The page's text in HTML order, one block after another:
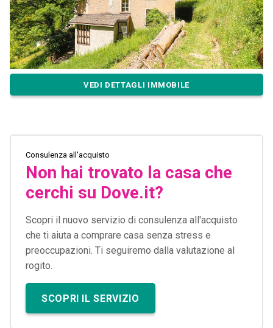
VEDI DETTAGLI IMMOBILE
Consulenza all'acquisto
Non hai trovato la casa che
cerchi su Dove.it?
Scopri il nuovo servizio di consulenza all'acquisto
che ti aiuta a comprare casa senza stress e
preoccupazioni. Ti seguiremo dalla valutazione al
rogito.
SCOPRI IL SERVIZIO